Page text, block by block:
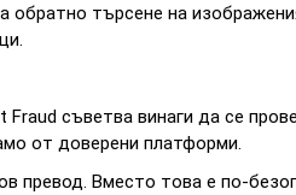
обратно търсене на
съветва винаги да се
от доверени платформи.
превод. Вместо това е по-